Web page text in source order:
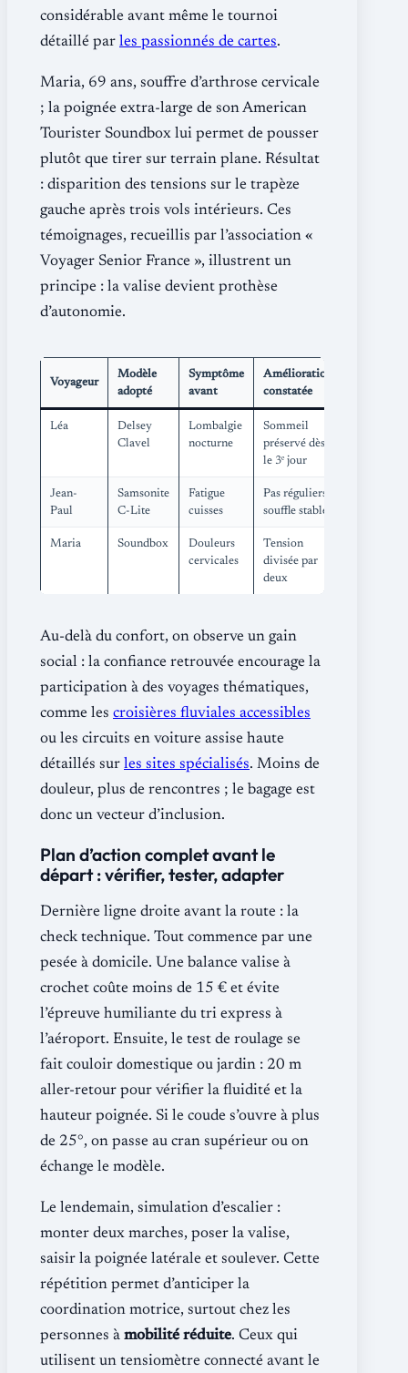
considérable avant même le tournoi
détaillé par les passionnés de cartes.
Maria, 69 ans, souffre d’arthrose cervicale
; la poignée extra-large de son American
Tourister Soundbox lui permet de pousser
plutôt que tirer sur terrain plane. Résultat
: disparition des tensions sur le trapèze
gauche après trois vols intérieurs. Ces
témoignages, recueillis par l’association «
Voyager Senior France », illustrent un
principe : la valise devient prothèse
d’autonomie.
Voyageur
Modèle
adopté
Symptôme
avant
Amélioration
constatée
Léa
Delsey
Clavel
Lombalgie
nocturne
Sommeil
préservé dès
le 3ᵉ jour
Jean-
Paul
Samsonite
C-Lite
Fatigue
cuisses
Pas réguliers,
souffle stable
Maria Soundbox
Douleurs
cervicales
Tension
divisée par
deux
Au-delà du confort, on observe un gain
social : la confiance retrouvée encourage la
participation à des voyages thématiques,
comme les croisières fluviales accessibles
ou les circuits en voiture assise haute
détaillés sur les sites spécialisés. Moins de
douleur, plus de rencontres ; le bagage est
donc un vecteur d’inclusion.
Plan d’action complet avant le
départ : vérifier, tester, adapter
Dernière ligne droite avant la route : la
check technique. Tout commence par une
pesée à domicile. Une balance valise à
crochet coûte moins de 15 € et évite
l’épreuve humiliante du tri express à
l’aéroport. Ensuite, le test de roulage se
fait couloir domestique ou jardin : 20 m
aller-retour pour vérifier la fluidité et la
hauteur poignée. Si le coude s’ouvre à plus
de 25°, on passe au cran supérieur ou on
échange le modèle.
Le lendemain, simulation d’escalier :
monter deux marches, poser la valise,
saisir la poignée latérale et soulever. Cette
répétition permet d’anticiper la
coordination motrice, surtout chez les
personnes à mobilité réduite. Ceux qui
utilisent un tensiomètre connecté avant le